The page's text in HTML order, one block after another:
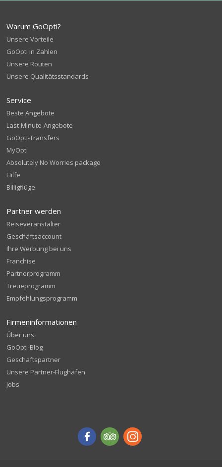
Warum GoOpti?
Unsere Vorteile
GoOpti in Zahlen
Unsere Routen
Unsere Qualitätsstandards
Service
Beste Angebote
Last-Minute-Angebote
GoOpti-Transfers
MyOpti
Absolutely No Worries package
Hilfe
Billigflüge
Partner werden
Reiseveranstalter
Geschäftsaccount
Ihre Werbung bei uns
Franchise
Partnerprogramm
Treueprogramm
Empfehlungsprogramm
Firmeninformationen
Über uns
GoOpti-Blog
Geschäftspartner
Unsere Partner-Flughäfen
Jobs